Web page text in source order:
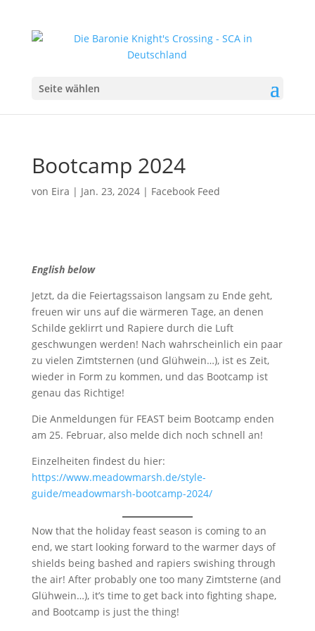
Seite wählen
Bootcamp 2024
von Eira | Jan. 23, 2024| Facebook Feed
English below
Jetzt, da die Feiertagssaison langsam zu Ende geht,
freuen wir uns auf die wärmeren Tage, an denen
Schilde geklirrt und Rapiere durch die Luft
geschwungen werden! Nach wahrscheinlich ein paar
zu vielen Zimtsternen (und Glühwein…), ist es Zeit,
wieder in Form zu kommen, und das Bootcamp ist
genau das Richtige!
Die Anmeldungen für FEAST beim Bootcamp enden
am 25. Februar, also melde dich noch schnell an!
Einzelheiten findest du hier:
https://www.meadowmarsh.de/style-
guide/meadowmarsh-bootcamp-2024/
Now that the holiday feast season is coming to an
end, we start looking forward to the warmer days of
shields being bashed and rapiers swishing through
the air! After probably one too many Zimtsterne (and
Glühwein…), it’s time to get back into fighting shape,
and Bootcamp is just the thing!